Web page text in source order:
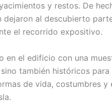
y restos. De
al descubierto
el recorrido expositivo.
en el edificio con una
también históricos para
de vida, costumbres y